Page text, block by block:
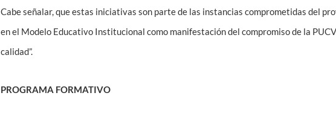
Cabe señalar, que estas iniciativas son parte de las instancias comprometidas del
en el Modelo Educativo Institucional como manifestación del compromiso de la
calidad”.
PROGRAMA FORMATIVO